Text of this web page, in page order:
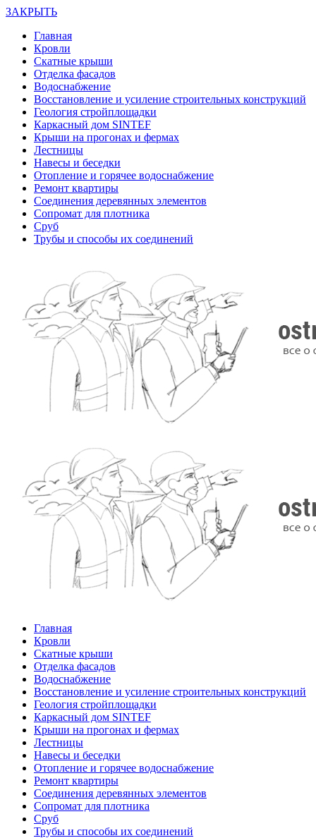
ЗАКРЫТЬ
Главная
Кровли
Скатные крыши
Отделка фасадов
Водоснабжение
Восстановление и усиление строительных конструкций
Геология стройплощадки
Каркасный дом SINTEF
Крыши на прогонах и фермах
Лестницы
Навесы и беседки
Отопление и горячее водоснабжение
Ремонт квартиры
Соединения деревянных элементов
Сопромат для плотника
Сруб
Трубы и способы их соединений
Главная
Кровли
Скатные крыши
Отделка фасадов
Водоснабжение
Восстановление и усиление строительных конструкций
Геология стройплощадки
Каркасный дом SINTEF
Крыши на прогонах и фермах
Лестницы
Навесы и беседки
Отопление и горячее водоснабжение
Ремонт квартиры
Соединения деревянных элементов
Сопромат для плотника
Сруб
Трубы и способы их соединений